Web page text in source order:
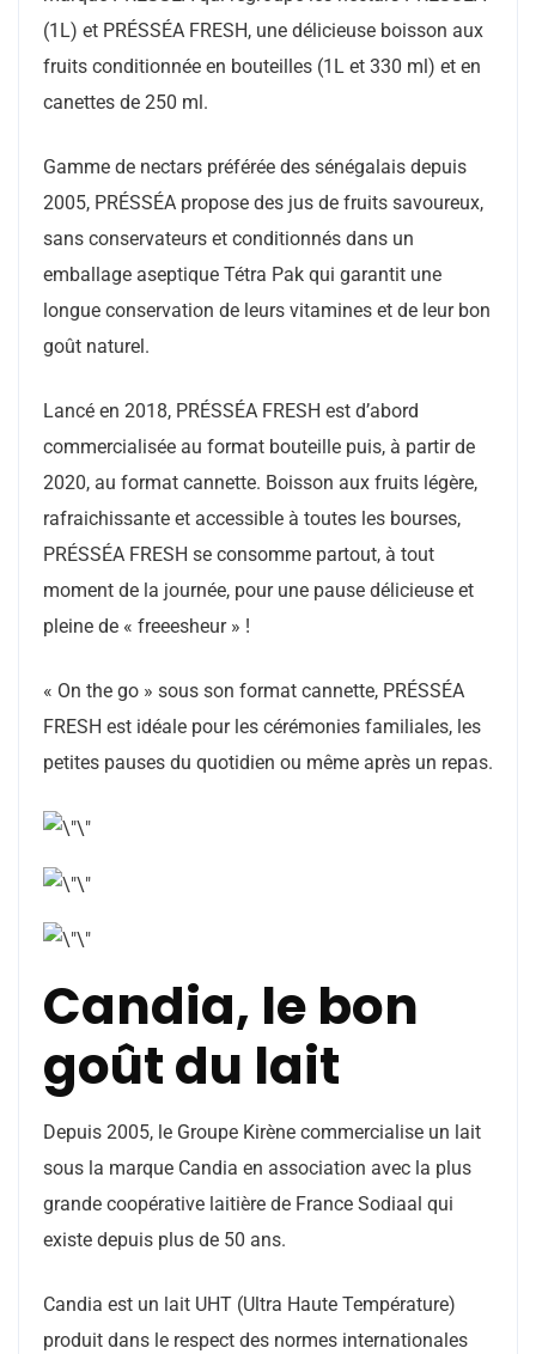
(1L) et PRÉSSÉA FRESH, une délicieuse boisson aux
fruits conditionnée en bouteilles (1L et 330 ml) et en
canettes de 250 ml.
Gamme de nectars préférée des sénégalais depuis
2005, PRÉSSÉA propose des jus de fruits savoureux,
sans conservateurs et conditionnés dans un
emballage aseptique Tétra Pak qui garantit une
longue conservation de leurs vitamines et de leur bon
goût naturel.
Lancé en 2018, PRÉSSÉA FRESH est d’abord
commercialisée au format bouteille puis, à partir de
2020, au format cannette. Boisson aux fruits légère,
rafraichissante et accessible à toutes les bourses,
PRÉSSÉA FRESH se consomme partout, à tout
moment de la journée, pour une pause délicieuse et
pleine de « freeesheur » !
« On the go » sous son format cannette, PRÉSSÉA
FRESH est idéale pour les cérémonies familiales, les
petites pauses du quotidien ou même après un repas.
Candia, le bon
goût du lait
Depuis 2005, le Groupe Kirène commercialise un lait
sous la marque Candia en association avec la plus
grande coopérative laitière de France Sodiaal qui
existe depuis plus de 50 ans.
Candia est un lait UHT (Ultra Haute Température)
produit dans le respect des normes internationales